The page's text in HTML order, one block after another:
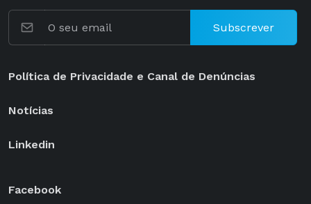
Subscrever
Política de Privacidade e Canal de Denúncias
Notícias
Linkedin
Facebook